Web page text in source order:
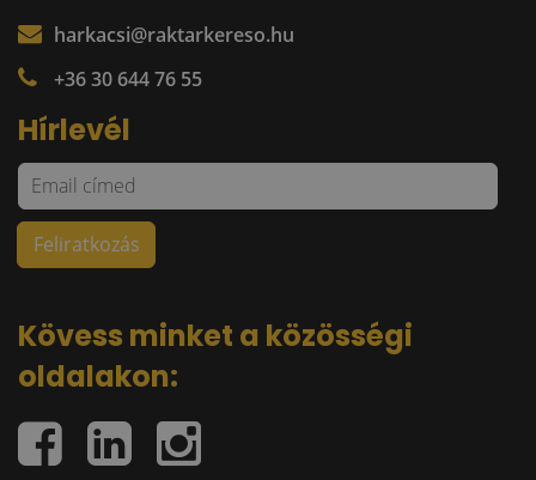
harkacsi@raktarkereso.hu
+36 30 644 76 55
Hírlevél
Kövess minket a közösségi
oldalakon: